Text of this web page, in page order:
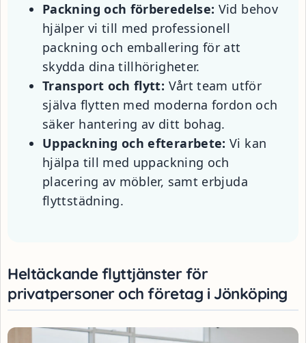
Packning och förberedelse: Vid behov
hjälper vi till med professionell
packning och emballering för att
skydda dina tillhörigheter.
Transport och flytt: Vårt team utför
själva flytten med moderna fordon och
säker hantering av ditt bohag.
Uppackning och efterarbete: Vi kan
hjälpa till med uppackning och
placering av möbler, samt erbjuda
flyttstädning.
Heltäckande flyttjänster för
privatpersoner och företag i Jönköping